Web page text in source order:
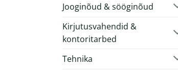
Jooginõud & sööginõud
Kirjutusvahendid &
kontoritarbed
Tehnika